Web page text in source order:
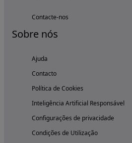
Contacte-nos
Sobre nós
Ajuda
Contacto
Política de Cookies
Inteligência Artificial Responsável
Configurações de privacidade
Condições de Utilização